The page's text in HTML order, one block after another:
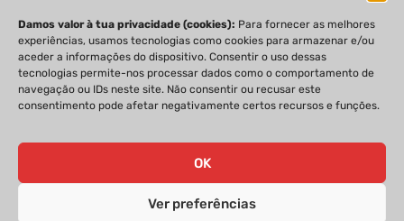
Damos valor à tua privacidade (cookies): Para fornecer as melhores
experiências, usamos tecnologias como cookies para armazenar e/ou
aceder a informações do dispositivo. Consentir o uso dessas
tecnologias permite-nos processar dados como o comportamento de
navegação ou IDs neste site. Não consentir ou recusar este
consentimento pode afetar negativamente certos recursos e funções.
OK
Ver preferências
PRIVACIDADE FICHA TÉCNICA
ESTATUTO EDITORIAL